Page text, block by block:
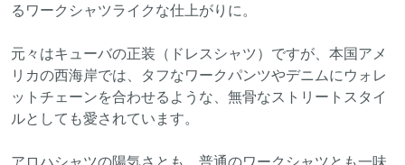
るワークシャツライクな仕上がりに。
元々はキューバの正装（ドレスシャツ）ですが、本国アメ
リカの西海岸では、タフなワークパンツやデニムにウォレ
ットチェーンを合わせるような、無骨なストリートスタイ
ルとしても愛されています。